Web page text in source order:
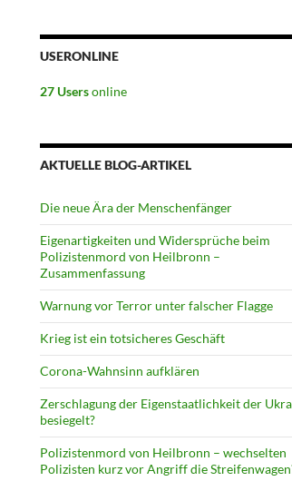
USERONLINE
27 Usersonline
AKTUELLE BLOG-ARTIKEL
Die neue Ära der Menschenfänger
Eigenartigkeiten und Widersprüche beim
Polizistenmord von Heilbronn –
Zusammenfassung
Warnung vor Terror unter falscher Flagge
Krieg ist ein totsicheres Geschäft
Corona-Wahnsinn aufklären
Zerschlagung der Eigenstaatlichkeit der
besiegelt?
Polizistenmord von Heilbronn – wechselten
Polizisten kurz vor Angriff die